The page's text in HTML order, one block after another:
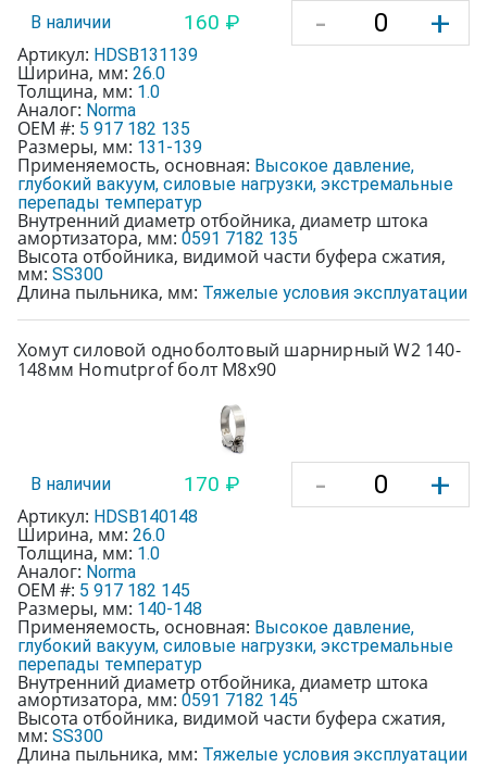
В наличии 160 ₽ - +
Артикул: HDSB131139
Ширина, мм: 26.0
Толщина, мм: 1.0
Аналог: Norma
OEM #: 5 917 182 135
Размеры, мм: 131-139
Применяемость, основная: Высокое давление,
глубокий вакуум, силовые нагрузки, экстремальные
перепады температур
Внутренний диаметр отбойника, диаметр штока
амортизатора, мм: 0591 7182 135
Высота отбойника, видимой части буфера сжатия,
мм: SS300
Длина пыльника, мм: Тяжелые условия эксплуатации
Хомут силовой одноболтовый шарнирный W2 140-
148мм Homutprof болт М8х90
В наличии 170 ₽ - +
Артикул: HDSB140148
Ширина, мм: 26.0
Толщина, мм: 1.0
Аналог: Norma
OEM #: 5 917 182 145
Размеры, мм: 140-148
Применяемость, основная: Высокое давление,
глубокий вакуум, силовые нагрузки, экстремальные
перепады температур
Внутренний диаметр отбойника, диаметр штока
амортизатора, мм: 0591 7182 145
Высота отбойника, видимой части буфера сжатия,
мм: SS300
Длина пыльника, мм: Тяжелые условия эксплуатации